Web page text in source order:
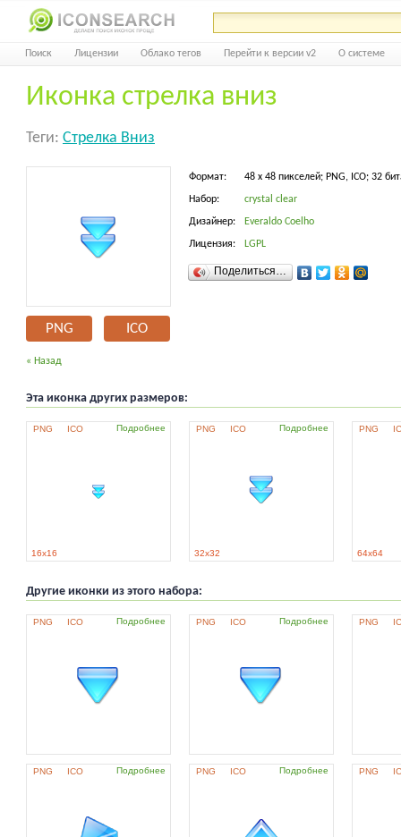
Поиск Лицензии Облако тегов Перейти к версии v2 О системе
Иконка стрелка вниз
Теги: Стрелка Вниз
PNG ICO
Формат: 48 x 48 пикселей; PNG, ICO; 32
Набор: crystal clear
Дизайнер: Everaldo Coelho
Лицензия: LGPL
Поделиться…
« Назад
Эта иконка других размеров:
PNG ICO Подробнее
16x16
PNG ICO Подробнее
32x32
PNG
64x64
Другие иконки из этого набора:
PNG ICO Подробнее PNG ICO Подробнее PNG
PNG ICO Подробнее PNG ICO Подробнее PNG